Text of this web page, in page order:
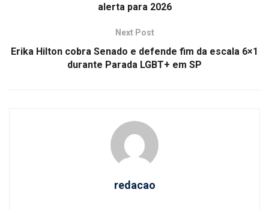
alerta para 2026
Next Post
Erika Hilton cobra Senado e defende fim da escala 6×1
durante Parada LGBT+ em SP
redacao